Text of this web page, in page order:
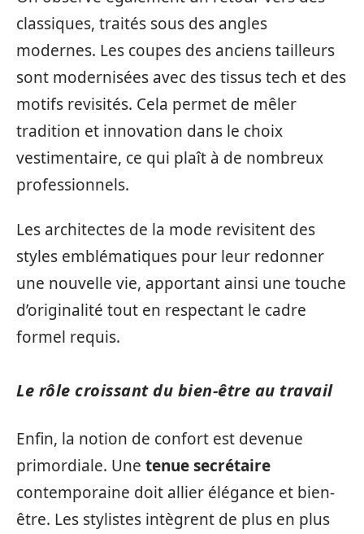
classiques, traités sous des angles
modernes. Les coupes des anciens tailleurs
sont modernisées avec des tissus tech et des
motifs revisités. Cela permet de mêler
tradition et innovation dans le choix
vestimentaire, ce qui plaît à de nombreux
professionnels.
Les architectes de la mode revisitent des
styles emblématiques pour leur redonner
une nouvelle vie, apportant ainsi une touche
d’originalité tout en respectant le cadre
formel requis.
Le rôle croissant du bien-être au travail
Enfin, la notion de confort est devenue
primordiale. Une tenue secrétaire
contemporaine doit allier élégance et bien-
être. Les stylistes intègrent de plus en plus